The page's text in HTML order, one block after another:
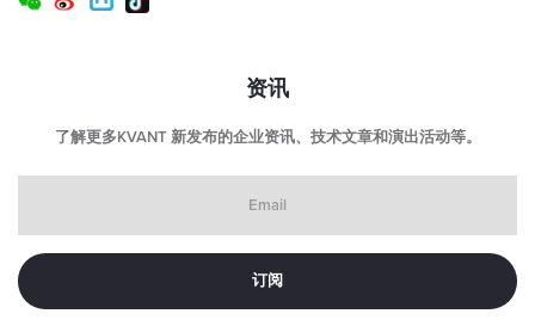
USB-C（仅限激光头端口）
激光头重量：
53 x 29 x 36 毫米（不含连接器）
控制箱重量：
40 克
资讯
了解更多KVANT 新发布的企业资讯、技术文章和演出活动等。